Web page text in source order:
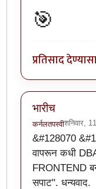
🎯
प्रतिसाद
भारीच
कर्नलतपस्वीशनिवार,
&#128070
वापरून कधी
FRONTEND
सपाट". धन्यवाद.